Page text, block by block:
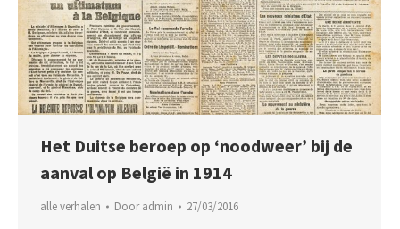
Het Duitse beroep op ‘noodweer’ bij de
aanval op België in 1914
alle verhalen Dooradmin 27/03/2016